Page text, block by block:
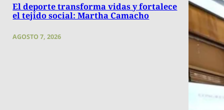
El deporte transforma vidas y fortalece
el tejido social: Martha Camacho
AGOSTO 7, 2026